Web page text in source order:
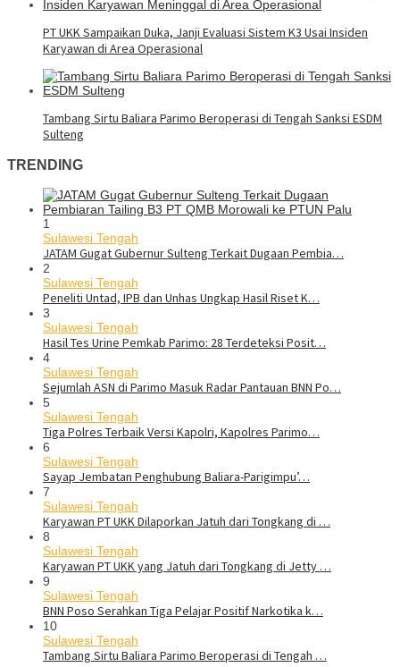
PT UKK Sampaikan Duka, Janji Evaluasi Sistem K3 Usai Insiden
Karyawan di Area Operasional
Tambang Sirtu Baliara Parimo Beroperasi di Tengah Sanksi ESDM
Sulteng
TRENDING
1
Sulawesi Tengah
JATAM Gugat Gubernur Sulteng Terkait Dugaan Pembia…
2
Sulawesi Tengah
Peneliti Untad, IPB dan Unhas Ungkap Hasil Riset K…
3
Sulawesi Tengah
Hasil Tes Urine Pemkab Parimo: 28 Terdeteksi Posit…
4
Sulawesi Tengah
Sejumlah ASN di Parimo Masuk Radar Pantauan BNN Po…
5
Sulawesi Tengah
Tiga Polres Terbaik Versi Kapolri, Kapolres Parimo…
6
Sulawesi Tengah
Sayap Jembatan Penghubung Baliara-Parigimpu’…
7
Sulawesi Tengah
Karyawan PT UKK Dilaporkan Jatuh dari Tongkang di …
8
Sulawesi Tengah
Karyawan PT UKK yang Jatuh dari Tongkang di Jetty …
9
Sulawesi Tengah
BNN Poso Serahkan Tiga Pelajar Positif Narkotika k…
10
Sulawesi Tengah
Tambang Sirtu Baliara Parimo Beroperasi di Tengah …